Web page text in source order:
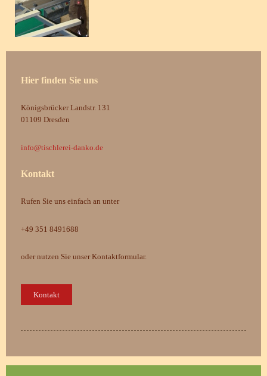
Hier finden Sie uns
Königsbrücker Landstr. 131
01109 Dresden
info@tischlerei-danko.de
Kontakt
Rufen Sie uns einfach an unter
+49 351 8491688
oder nutzen Sie unser Kontaktformular.
Kontakt